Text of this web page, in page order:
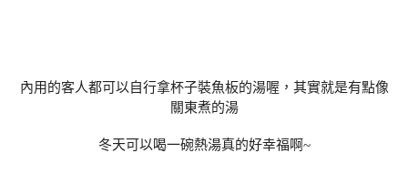
內用的客人都可以自行拿杯子裝魚板的湯喔，其實就是有點像
關東煮的湯
冬天可以喝一碗熱湯真的好幸福啊~